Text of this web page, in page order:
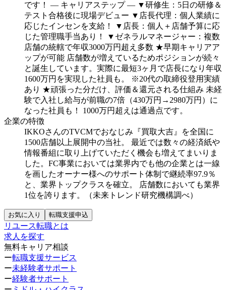
です！
― キャリアステップ ― ▼研修生：5日の研修＆
テスト合格後に現場デビュー ▼店長代理：個人業績に
応じたインセンを支給！
▼店長：個人＋店舗予算に応
じた管理職手当あり！
▼ゼネラルマネージャー：複数
店舗の統轄で年収3000万円超え多数 ★早期キャリアア
ップが可能 店舗数が増えているためポジションが続々
と誕生しています。実際に最短3ヶ月で店長になり年収
1600万円を実現した社員も。
※20代の取締役登用実績
あり ★頑張った分だけ、評価＆還元される仕組み 未経
験で入社し給与が前職の7倍（430万円→2980万円）に
なった社員も！
1000万円超えは通過点です。
企業の特徴
IKKOさんのTVCMでおなじみ『買取大吉』を全国に
1500店舗以上展開中の当社。
最近では数々の経済紙や
情報番組に取り上げていただく機会も増えてまいりま
した。FC事業においては業界内でも他の企業とは一線
を画したオーナー様へのサポート体制で継続率97.9％
と、業界トップクラスを確立。
店舗数においても業界
1位を誇ります。（未来トレンド研究機構調べ）
お気に入り 転職支援申込
リユース転職とは
求人を探す
無料キャリア相談
ー転職支援サービス
ー未経験者サポート
ー経験者サポート